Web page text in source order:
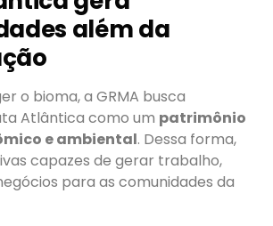
além da
o bioma, a GRMA busca
Atlântica como um patrimônio
e ambiental. Dessa forma,
capazes de gerar trabalho,
para as comunidades da